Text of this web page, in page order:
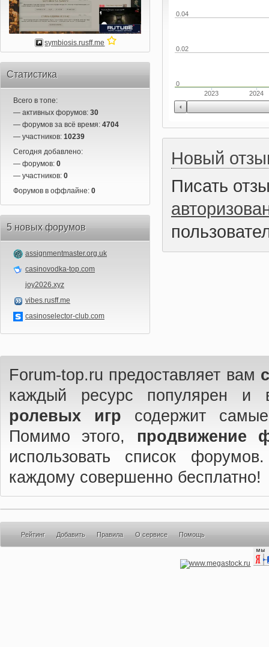
symbiosis.rusff.me
Статистика
Всего в топе:
— активных форумов: 30
— форумов за всё время: 4704
— участников: 10239
Сегодня добавлено:
— форумов: 0
— участников: 0
Форумов в оффлайне: 0
5 новых форумов
assignmentmaster.org.uk
casinovodka-top.com
joy2026.xyz
vibes.rusff.me
casinoselector-club.com
2023 2024
0
0.02
0.04
Новый
Писать
Forum-top.ru предоставляет вам
каждый ресурс популярен
ролевых игр содержит
Помимо этого, продвижение
использовать список
каждому совершенно бесплатно!
Рейтинг Добавить Правила О сервисе Помощь